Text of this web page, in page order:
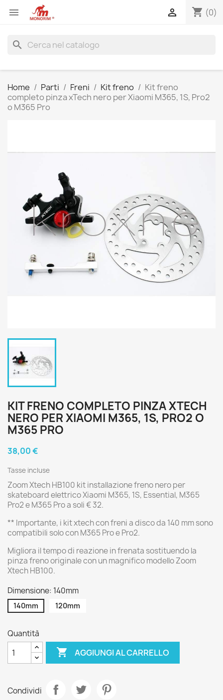
 shopping_cart (0)

search
Home Parti Freni Kit freno
Kit freno
completo pinza xTech nero per Xiaomi M365, 1S, Pro2
o M365 Pro
KIT FRENO COMPLETO PINZA XTECH
NERO PER XIAOMI M365, 1S, PRO2 O
M365 PRO
38,00 €
Tasse incluse
Zoom Xtech HB100 kit installazione freno nero per
skateboard elettrico Xiaomi M365, 1S, Essential, M365
Pro2 e M365 Pro a soli € 32.
** Importante, i kit xtech con freni a disco da 140 mm sono
compatibili solo con M365 Pro e Pro2.
Migliora il tempo di reazione in frenata sostituendo la
pinza freno originale con un magnifico modello Zoom
Xtech HB100.
Dimensione: 140mm
140mm 120mm
Quantità
 AGGIUNGI AL CARRELLO
Condividi